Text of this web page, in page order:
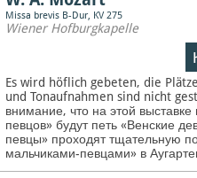
Missa brevis B-Dur, KV 275
Wiener Hofburgkapelle
Es wird höflich gebeten, die
und Tonaufnahmen sind nicht
внимание, что на этой
певцов» будут петь «Венские
певцы» проходят тщательную
мальчиками-певцами» в